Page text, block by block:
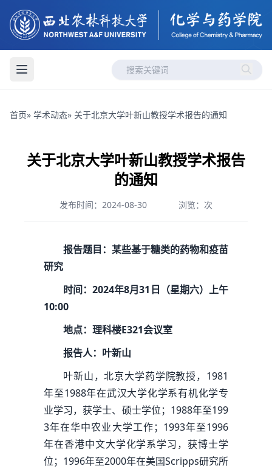
首页» 学术动态» 关于北京大学叶新山教授学术报告的通知
关于北京大学叶新山教授学术报告
的通知
发布时间：2024-08-30 浏览： 次
报告题目：某些基于糖类的药物和疫苗
研究
时间：2024年8月31日（星期六）上午
10:00
地点：理科楼E321会议室
报告人：叶新山
叶新山，北京大学药学院教授，1981
年至1988年在武汉大学化学系有机化学专
业学习，获学士、硕士学位；1988年至199
3年在华中农业大学工作；1993年至1996
年在香港中文大学化学系学习，获博士学
位；1996年至2000年在美国Scripps研究所